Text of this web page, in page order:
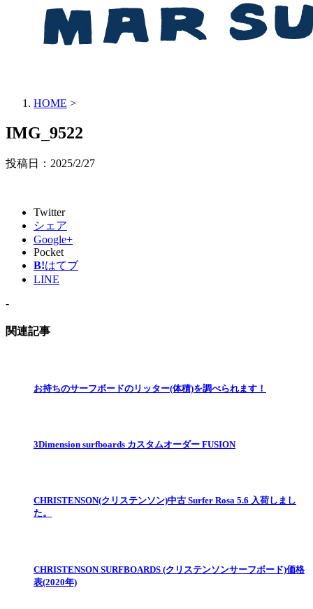
HOME >
IMG_9522
投稿日： 2025/2/27
Twitter
シェア
Google+
Pocket
B!はてブ
LINE
-
関連記事
お持ちのサーフボードのリッター(体積)を調べられます！
3Dimension surfboards カスタムオーダー FUSION
CHRISTENSON(クリステンソン)中古 Surfer Rosa 5.6 入荷しまし
た。
CHRISTENSON SURFBOARDS (クリステンソンサーフボード)価格
表(2020年)